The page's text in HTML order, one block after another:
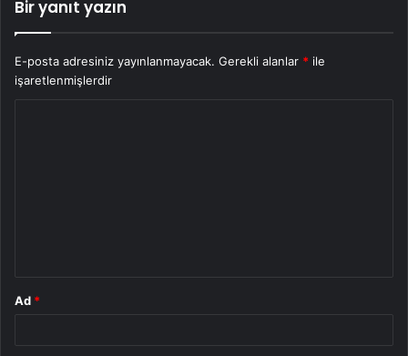
Bir yanıt yazın
E-posta adresiniz yayınlanmayacak. Gerekli alanlar * ile
işaretlenmişlerdir
Ad *